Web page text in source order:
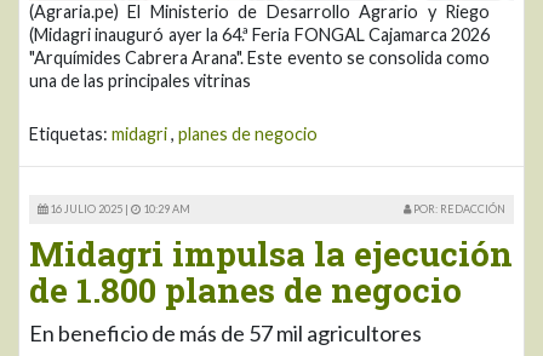
(Agraria.pe) El Ministerio de Desarrollo Agrario y Riego
(Midagri inauguró ayer la 64.ª Feria FONGAL Cajamarca 2026
"Arquímides Cabrera Arana". Este evento se consolida como
una de las principales vitrinas
Etiquetas: midagri, planes de negocio
16 JULIO 2025 | 10:29 AM POR: REDACCIÓN
Midagri impulsa la ejecución
de 1.800 planes de negocio
En beneficio de más de 57 mil agricultores